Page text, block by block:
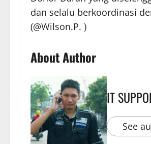
dan selalu berkoordinasi
(@Wilson.P. )
About Author
IT
See